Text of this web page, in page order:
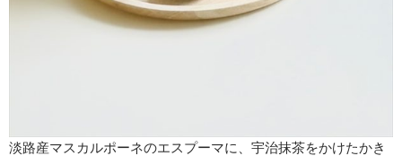
淡路産マスカルポーネのエスプーマに、宇治抹茶をかけたかき